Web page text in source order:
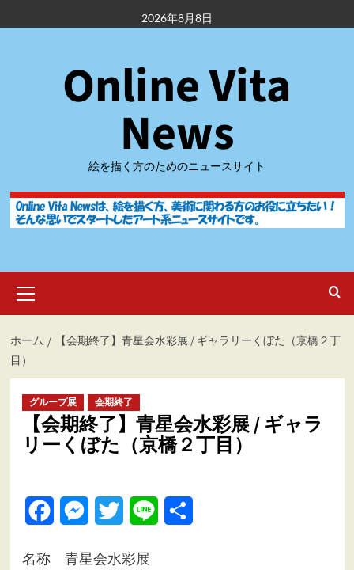
容
2026年8月8日
Online Vita
News
絵を描く方のためのニュースサイト
イ
ン
ニ
ー
ホーム
【会期終了】青星会水彩展 / ギャラリーくぼた（京橋２丁
目）
グループ展 会期終了
【会期終了】青星会水彩展 / ギャラ
リーくぼた（京橋２丁目）
FacebookMessenger
Twitter Line
名称 青星会水彩展